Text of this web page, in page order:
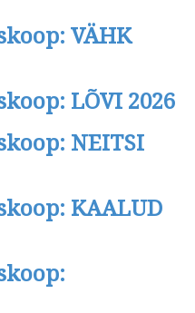
VÄHK
LÕVI 2026
NEITSI
KAALUD